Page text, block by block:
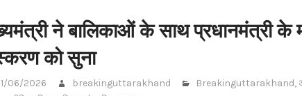
ने बालिकाओं के साथ प्रधानमंत्री के
को सुना
06/2026 breakinguttarakhand Breakinguttarakhand,